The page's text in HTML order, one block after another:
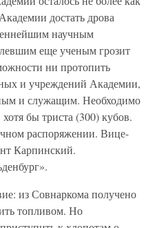
достать дрова
научным
еще ученым грозит
ни протопить
и учреждений Академии,
и служащим. Необходимо
бы триста (300) кубов.
распоряжении. Вице-
Карпинский.
из Совнаркома получено
топливом. Но